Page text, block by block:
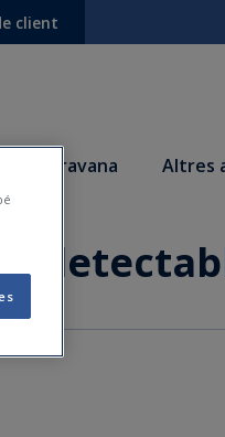
client
Autocaravana Altres